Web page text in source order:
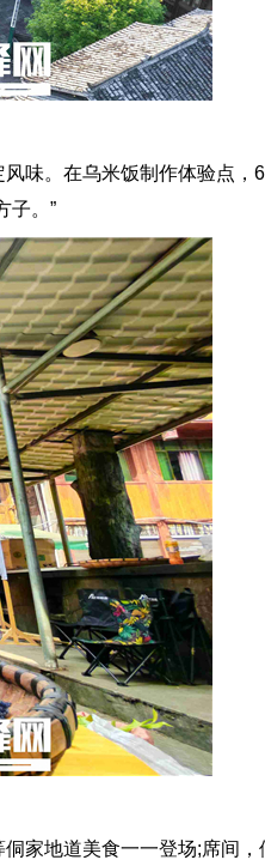
味。在乌米饭制作体验点，
子。”
家地道美食一一登场;席间，